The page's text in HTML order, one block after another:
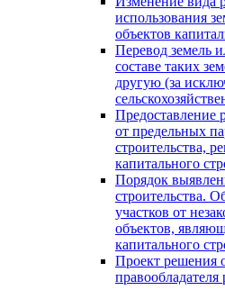
использования
объектов
Перевод земель
составе таких
другую (за
Предоставление
от предельных
строительства,
капитального
Порядок
строительства.
участков от
объектов,
капитального
Проект решения